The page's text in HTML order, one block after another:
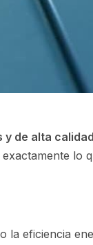
de alta
lo
la eficiencia